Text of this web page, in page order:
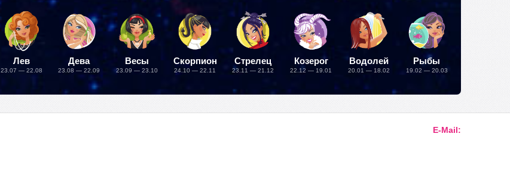
Лев
23.07 — 22.08
Дева
23.08 — 22.09
Весы
23.09 — 23.10
Скорпион
24.10 — 22.11
Стрелец
23.11 — 21.12
Козерог
22.12 — 19.01
Водолей
20.01 — 18.02
Рыбы
19.02 — 20.03
E-Mail: